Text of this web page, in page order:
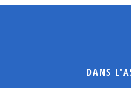
DANS